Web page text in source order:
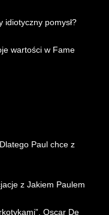
idiotyczny pomysł?
wartości w Fame
Paul chce z
z Jakiem Paulem
Oscar De